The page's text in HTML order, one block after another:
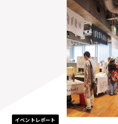
イベントレポート